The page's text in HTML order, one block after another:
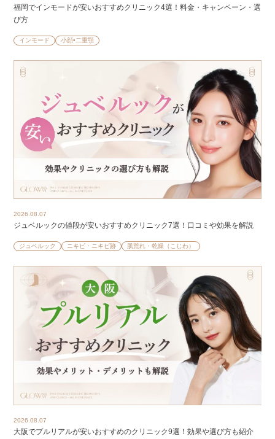
福岡でインモードが安いおすすめクリニック4選！料金・キャンペーン・選
び方
インモード 小顔•二重顎
2026.08.07
ジュベルックの値段が安いおすすめクリニック7選！口コミや効果を解説
ジュベルック ニキビ・ニキビ跡 肌荒れ・乾燥（こじわ）
2026.08.07
大阪でプルリアルが安いおすすめのクリニック9選！効果や選び方も紹介